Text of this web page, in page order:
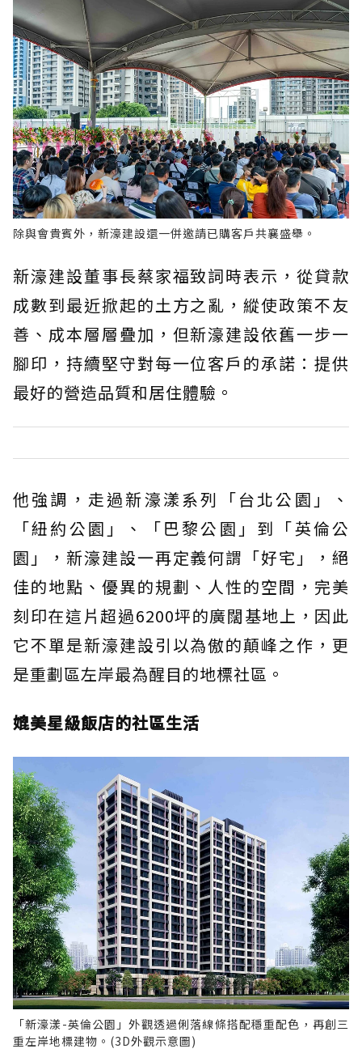
除與會貴賓外，新濠建設還一併邀請已購客戶共襄盛舉。
新濠建設董事長蔡家福致詞時表示，從貸款
成數到最近掀起的土方之亂，縱使政策不友
善、成本層層疊加，但新濠建設依舊一步一
腳印，持續堅守對每一位客戶的承諾：提供
最好的營造品質和居住體驗。
他強調，走過新濠漾系列「台北公園」、
「紐約公園」、「巴黎公園」到「英倫公
園」，新濠建設一再定義何謂「好宅」，絕
佳的地點、優異的規劃、人性的空間，完美
刻印在這片超過6200坪的廣闊基地上，因此
它不單是新濠建設引以為傲的顛峰之作，更
是重劃區左岸最為醒目的地標社區。
媲美星級飯店的社區生活
「新濠漾-英倫公園」外觀透過俐落線條搭配穩重配色，再創三
重左岸地標建物。(3D外觀示意圖)